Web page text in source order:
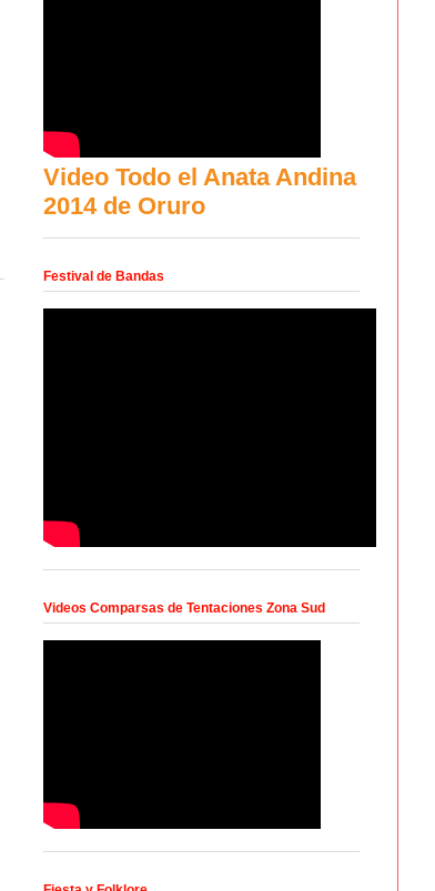
Video Todo el Anata Andina
2014 de Oruro
Festival de Bandas
Videos Comparsas de Tentaciones Zona Sud